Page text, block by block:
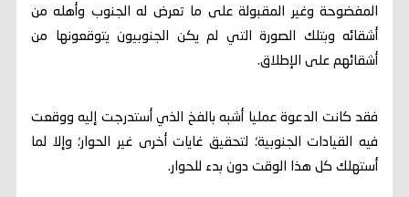
المفضوحة وغير المقبولة على ما تعرض له الجنوب وأهله من
أشقائه وبتلك الصورة التي لم يكن الجنوبيون يتوقعونها من
أشقائهم على الإطلاق.
فقد كانت الدعوة عمليا أشبه بالفخ الذي أستدرجت إليه ووقعت
فيه القيادات الجنوبية؛ لتحقيق غايات أخرى غير الحوار؛ وإلا لما
أستهلك كل هذا الوقت دون بدء للحوار.